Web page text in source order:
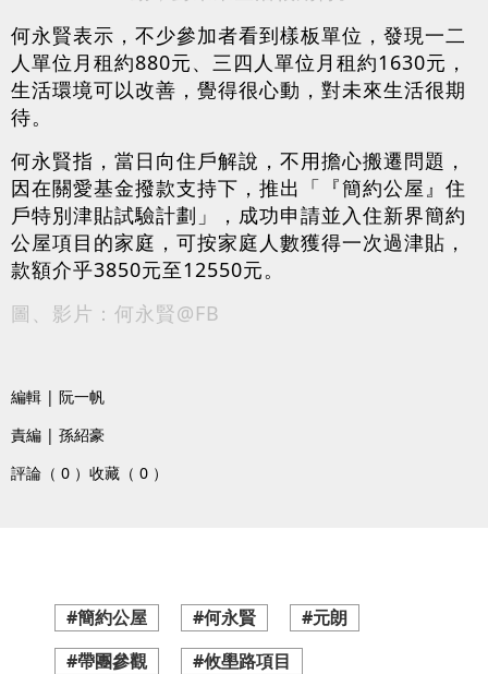
何永賢表示，不少參加者看到樣板單位，發現一二
人單位月租約880元、三四人單位月租約1630元，
生活環境可以改善，覺得很心動，對未來生活很期
待。
何永賢指，當日向住戶解說，不用擔心搬遷問題，
因在關愛基金撥款支持下，推出「『簡約公屋』住
戶特別津貼試驗計劃」，成功申請並入住新界簡約
公屋項目的家庭，可按家庭人數獲得一次過津貼，
款額介乎3850元至12550元。
圖、影片：何永賢@FB
編輯 | 阮一帆
責編 | 孫紹豪
評論（ 0 ） 收藏（ 0 ）
#簡約公屋 #何永賢
#元朗
#帶團參觀
#攸壆路項目